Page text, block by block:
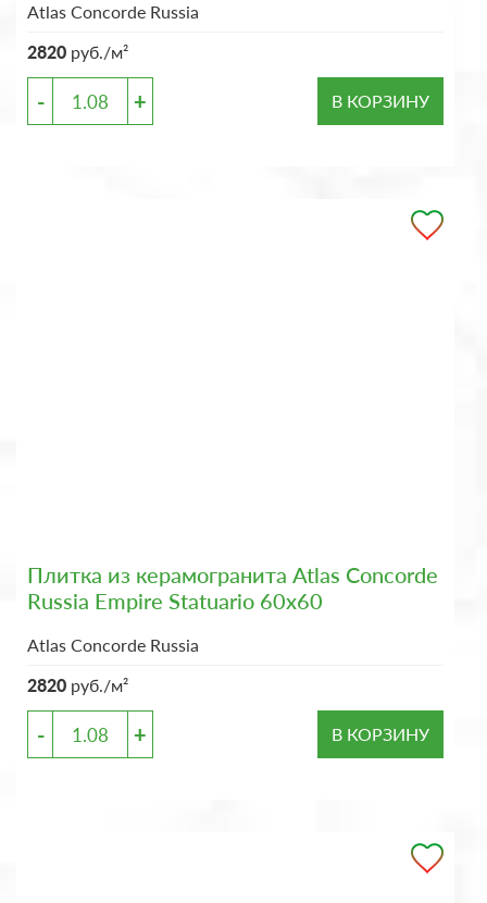
Atlas Concorde Russia
2820 руб./м²
- + В КОРЗИНУ
Плитка из керамогранита Atlas Concorde
Russia Empire Statuario 60x60
Atlas Concorde Russia
2820 руб./м²
- + В КОРЗИНУ